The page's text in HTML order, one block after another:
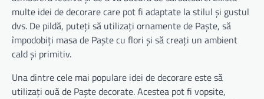
multe idei de decorare care pot fi adaptate la stilul și gustul
dvs. De pildă, puteți să utilizați ornamente de Paște, să
împodobiți masa de Paște cu flori și să creați un ambient
cald și primitiv.
Una dintre cele mai populare idei de decorare este să
utilizați ouă de Paște decorate. Acestea pot fi vopsite,